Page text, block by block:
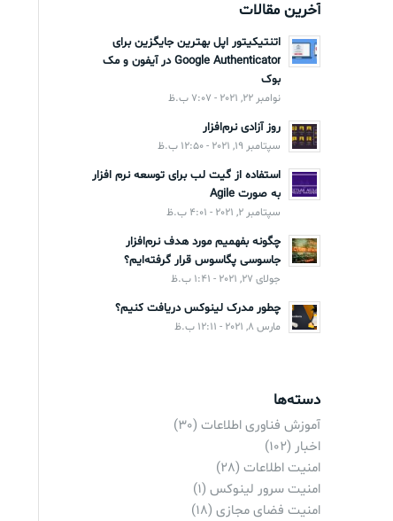
آخرین مقالات
اتنتیکیتور اپل بهترین جایگزین برای
Google Authenticator در آیفون و مک
بوک
نوامبر 22, 2021 - 7:07 ب.ظ
روز آزادی نرم‌افزار
سپتامبر 19, 2021 - 12:50 ب.ظ
استفاده از گیت لب برای توسعه نرم افزار
به صورت Agile
سپتامبر 2, 2021 - 4:01 ب.ظ
چگونه بفهمیم مورد هدف نرم‌افزار
جاسوسی پگاسوس قرار گرفته‌ایم؟
جولای 27, 2021 - 1:41 ب.ظ
چطور مدرک لینوکس دریافت کنیم؟
مارس 8, 2021 - 12:11 ب.ظ
دسته‌ها
آموزش فناوری اطلاعات (30)
اخبار (102)
امنیت اطلاعات (28)
امنیت سرور لینوکس (1)
امنیت فضای مجازی (18)